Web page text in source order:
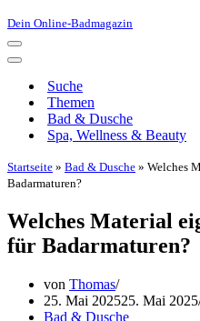
Dein Online-Badmagazin
Navigationsmenü
Navigationsmenü
Suche
Themen
Bad & Dusche
Spa, Wellness & Beauty
Startseite » Bad & Dusche » Welches
Badarmaturen?
Welches Material
für Badarmaturen?
von Thomas
25. Mai 202525. Mai 2025
Bad & Dusche